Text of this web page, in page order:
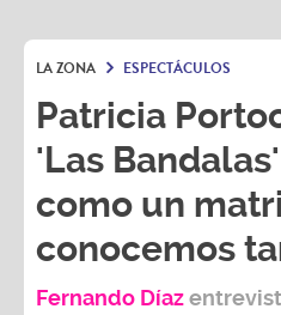
LA ZONA ESPECTÁCULOS
Patricia
'Las
como un
conocemos
Portocarreroen un